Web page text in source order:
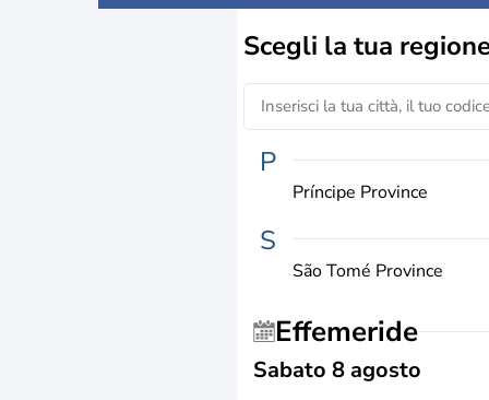
Scegli la tua
P
Príncipe Province
S
São Tomé Province
Effemeride
Sabato 8 agosto